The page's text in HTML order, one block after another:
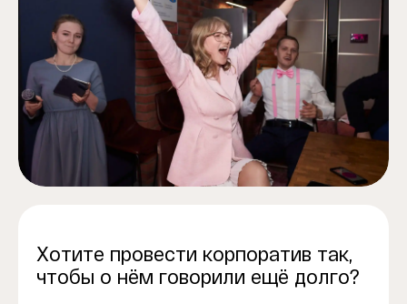
Хотите провести корпоратив так,
чтобы о нём говорили ещё долго?